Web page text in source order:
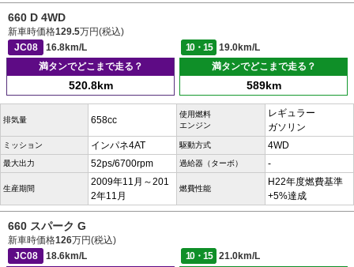
660 D 4WD
新車時価格129.5万円(税込)
JC08
16.8km/L 10・15
19.0km/L
満タンでどこまで走る？
520.8km
満タンでどこまで走る？
589km
排気量 658cc
使用燃料
エンジン
レギュラー
ガソリン
ミッション インパネ4AT 駆動方式 4WD
最大出力 52ps/6700rpm 過給器（ターボ） -
生産期間
2009年11月～201
2年11月
燃費性能
H22年度燃費基準
+5%達成
660 スパーク G
新車時価格126万円(税込)
JC08
18.6km/L 10・15
21.0km/L